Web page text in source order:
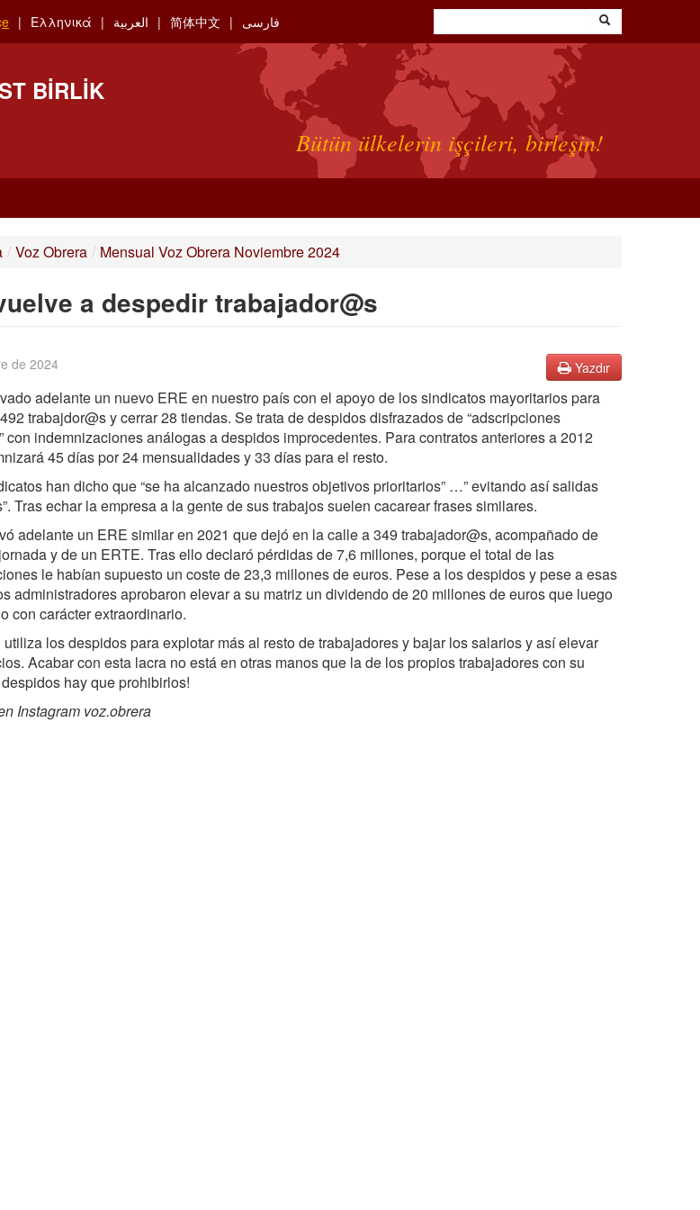
Ελληνικά العربية 简体中文 فارسی
BIRLIK
Bütün ülkelerin işçileri, birleşin!
/ Voz Obrera / Mensual Voz Obrera Noviembre 2024
a despedir trabajador@s
Yazdır
de 2024
adelante un nuevo ERE en nuestro país con el apoyo de los sindicatos mayoritarios para
trabajdor@s y cerrar 28 tiendas. Se trata de despidos disfrazados de “adscripciones
con indemnizaciones análogas a despidos improcedentes. Para contratos anteriores a 2012
45 días por 24 mensualidades y 33 días para el resto.
han dicho que “se ha alcanzado nuestros objetivos prioritarios” …” evitando así salidas
Tras echar la empresa a la gente de sus trabajos suelen cacarear frases similares.
adelante un ERE similar en 2021 que dejó en la calle a 349 trabajador@s, acompañado de
y de un ERTE. Tras ello declaró pérdidas de 7,6 millones, porque el total de las
le habían supuesto un coste de 23,3 millones de euros. Pese a los despidos y pese a esas
administradores aprobaron elevar a su matriz un dividendo de 20 millones de euros que luego
con carácter extraordinario.
utiliza los despidos para explotar más al resto de trabajadores y bajar los salarios y así elevar
Acabar con esta lacra no está en otras manos que la de los propios trabajadores con su
despidos hay que prohibirlos!
Instagram voz.obrera